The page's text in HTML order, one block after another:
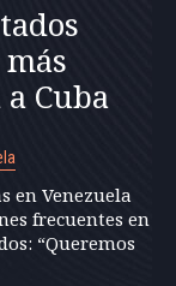
Cuba
en Venezuela
frecuentes en
“Queremos